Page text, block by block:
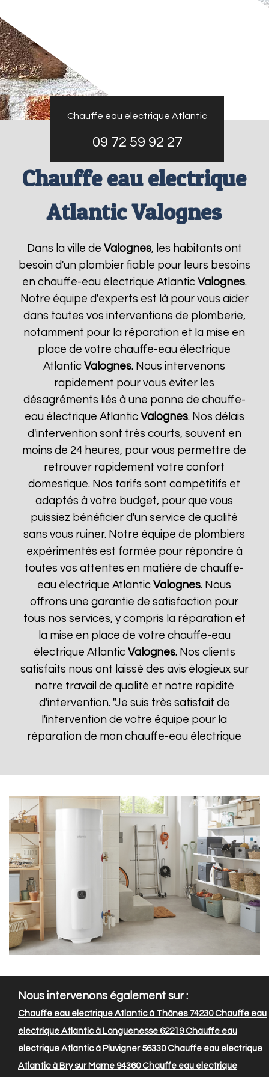
Chauffe eau electrique Atlantic
09 72 59 92 27
Chauffe eau electrique
Atlantic Valognes
Dans la ville de Valognes, les habitants ont
besoin d'un plombier fiable pour leurs besoins
en chauffe-eau électrique Atlantic Valognes.
Notre équipe d'experts est là pour vous aider
dans toutes vos interventions de plomberie,
notamment pour la réparation et la mise en
place de votre chauffe-eau électrique
AtlanticValognes. Nous intervenons
rapidement pour vous éviter les
désagréments liés à une panne de chauffe-
eau électrique Atlantic Valognes. Nos délais
d'intervention sont très courts, souvent en
moins de 24 heures, pour vous permettre de
retrouver rapidement votre confort
domestique. Nos tarifs sont compétitifs et
adaptés à votre budget, pour que vous
puissiez bénéficier d'un service de qualité
sans vous ruiner. Notre équipe de plombiers
expérimentés est formée pour répondre à
toutes vos attentes en matière de chauffe-
eau électrique AtlanticValognes. Nous
offrons une garantie de satisfaction pour
tous nos services, y compris la réparation et
la mise en place de votre chauffe-eau
électrique Atlantic Valognes. Nos clients
satisfaits nous ont laissé des avis élogieux sur
notre travail de qualité et notre rapidité
d'intervention. "Je suis très satisfait de
l'intervention de votre équipe pour la
réparation de mon chauffe-eau électrique
Nous intervenons également sur :
Chauffe eau electrique Atlantic à Thônes 74230Chauffe eau
electrique Atlantic à Longuenesse 62219Chauffe eau
electrique Atlantic à Pluvigner 56330Chauffe eau electrique
Atlantic à Bry sur Marne 94360Chauffe eau electrique